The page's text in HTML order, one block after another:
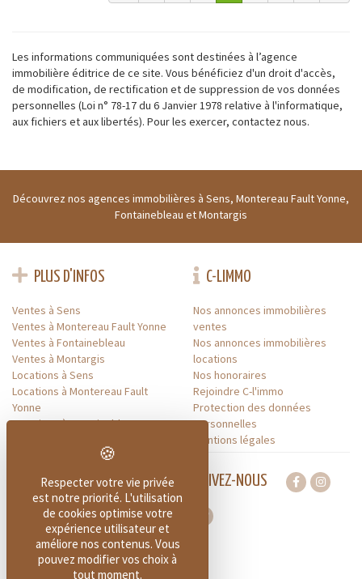
Les informations communiquées sont destinées à l’agence
immobilière éditrice de ce site. Vous bénéficiez d'un droit d'accès,
de modification, de rectification et de suppression de vos données
personnelles (Loi n° 78-17 du 6 Janvier 1978 relative à l'informatique,
aux fichiers et aux libertés). Pour les exercer, contactez nous.
Découvrez nos agences immobilières à Sens, Montereau Fault Yonne,
Fontainebleau et Montargis
PLUS D'INFOS
Ventes à Sens
Ventes à Montereau Fault Yonne
Ventes à Fontainebleau
Ventes à Montargis
Locations à Sens
Locations à Montereau Fault
Yonne
Locations à Fontainebleau
C-LIMMO
Nos annonces immobilières
ventes
Nos annonces immobilières
locations
Nos honoraires
Rejoindre C-l'immo
Protection des données
personnelles
Mentions légales
SUIVEZ-NOUS
À PROPOS DE C-L'IMMO
Respecter votre vie privée
est notre priorité. L'utilisation
de cookies optimise votre
expérience utilisateur et
améliore nos contenus. Vous
pouvez modifier vos choix à
tout moment.